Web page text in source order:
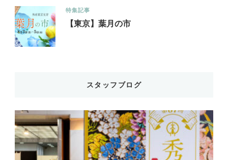
特集記事
【東京】葉月の市
スタッフブログ